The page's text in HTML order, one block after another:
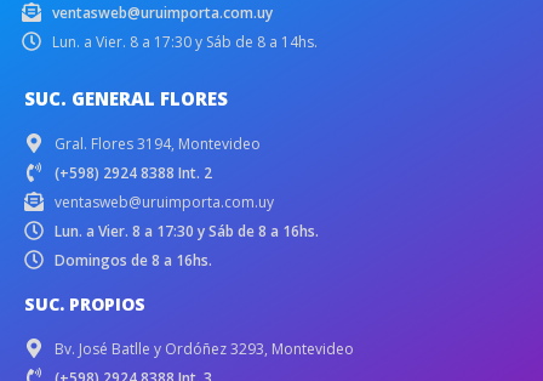
ventasweb@uruimporta.com.uy
Lun. a Vier. 8 a 17:30 y Sáb de 8 a 14hs.
SUC. GENERAL FLORES
Gral. Flores 3194, Montevideo
(+598) 2924 8388 Int. 2
ventasweb@uruimporta.com.uy
Lun. a Vier. 8 a 17:30 y Sáb de 8 a 16hs.
Domingos de 8 a 16hs.
SUC. PROPIOS
Bv. José Batlle y Ordóñez 3293, Montevideo